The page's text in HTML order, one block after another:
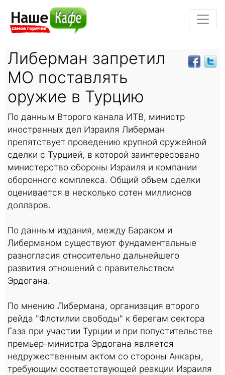
Либерман запретил
МО поставлять
оружие в Турцию
По данным Второго канала ИТВ, министр
иностранных дел Израиля Либерман
препятствует проведению крупной оружейной
сделки с Турцией, в которой заинтересовано
министерство обороны Израиля и компании
оборонного комплекса. Общий объем сделки
оценивается в несколько сотен миллионов
долларов.
По данным издания, между Бараком и
Либерманом существуют фундаментальные
разногласия относительно дальнейшего
развития отношений с правительством
Эрдогана.
По мнению Либермана, организация второго
рейда "Флотилии свободы" к берегам сектора
Газа при участии Турции и при попустительстве
премьер-министра Эрдогана является
недружественным актом со стороны Анкары,
требующим соответствующей реакции Израиля